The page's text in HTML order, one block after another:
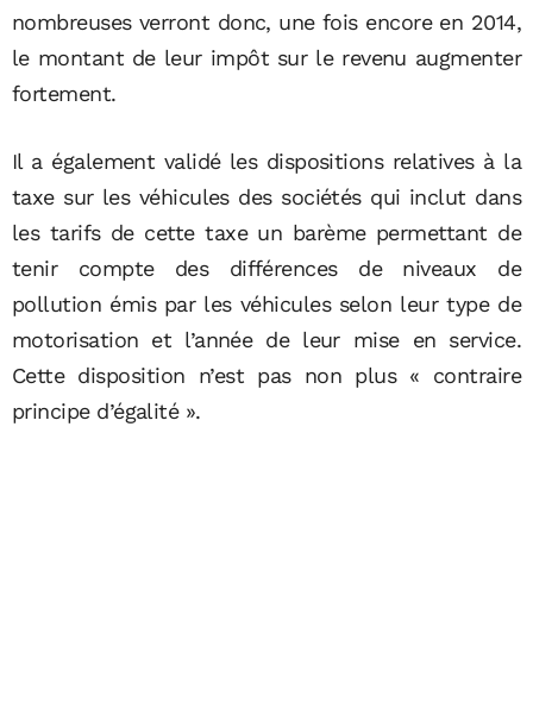
nombreuses verront donc, une fois encore en 2014,
le montant de leur impôt sur le revenu augmenter
fortement.
Il a également validé les dispositions relatives à la
taxe sur les véhicules des sociétés qui inclut dans
les tarifs de cette taxe un barème permettant de
tenir compte des différences de niveaux de
pollution émis par les véhicules selon leur type de
motorisation et l’année de leur mise en service.
Cette disposition n’est pas non plus « contraire
principe d’égalité ».